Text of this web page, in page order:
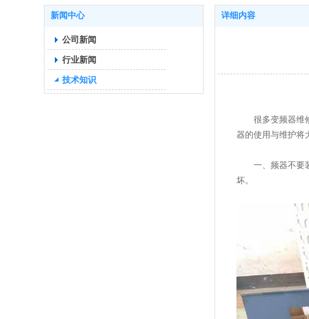
新闻中心
公司新闻
行业新闻
技术知识
详细内容
很多变频器维修
器的使用与维护将
一、频器不要装
坏。